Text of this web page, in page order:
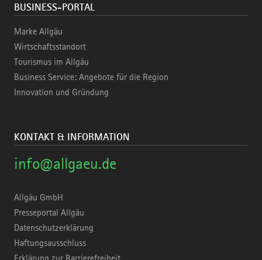
BUSINESS-PORTAL
Marke Allgäu
Wirtschaftsstandort
Tourismus im Allgäu
Business Service: Angebote für die Region
Innovation und Gründung
KONTAKT & INFORMATION
info@allgaeu.de
Allgäu GmbH
Presseportal Allgäu
Datenschutzerklärung
Haftungsausschluss